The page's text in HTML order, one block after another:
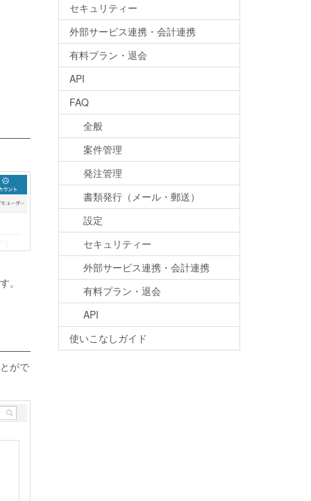
。
がで
セキュリティー
外部サービス連携・会計連携
有料プラン・退会
API
FAQ
全般
案件管理
発注管理
書類発行（メール・郵送）
設定
セキュリティー
外部サービス連携・会計連携
有料プラン・退会
API
使いこなしガイド